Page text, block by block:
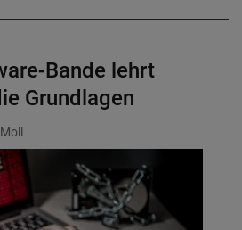
Bande lehrt
Grundlagen